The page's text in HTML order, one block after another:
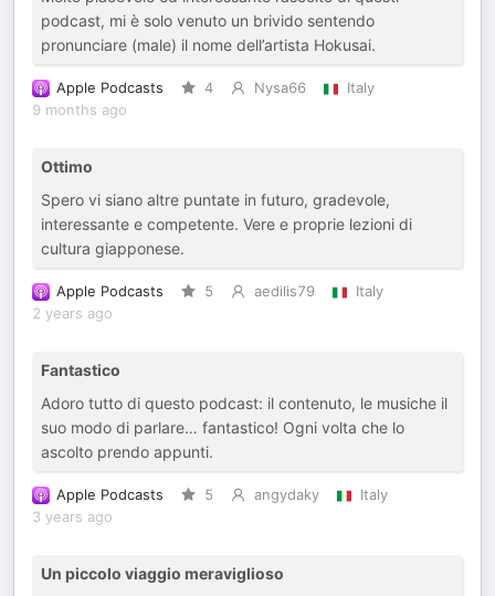
podcast, mi è solo venuto un brivido sentendo
pronunciare (male) il nome dell’artista Hokusai.
Apple Podcasts 4 Nysa66
Italy
9 months ago
Ottimo
Spero vi siano altre puntate in futuro, gradevole,
interessante e competente. Vere e proprie lezioni di
cultura giapponese.
Apple Podcasts 5 aedilis79
Italy
2 years ago
Fantastico
Adoro tutto di questo podcast: il contenuto, le musiche il
suo modo di parlare… fantastico! Ogni volta che lo
ascolto prendo appunti.
Apple Podcasts 5 angydaky
Italy
3 years ago
Un piccolo viaggio meraviglioso